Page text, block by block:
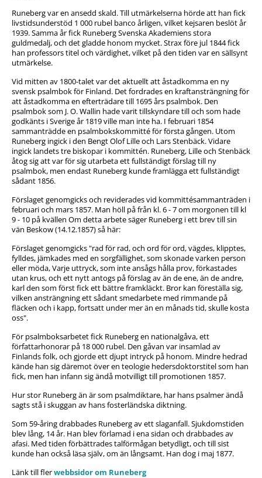
Runeberg var en ansedd skald. Till utmärkelserna hörde att han fick
livstidsunderstöd 1 000 rubel banco årligen, vilket kejsaren beslöt år
1939. Samma år fick Runeberg Svenska Akademiens stora
guldmedalj, och det gladde honom mycket. Strax före jul 1844 fick
han professors titel och värdighet, vilket på den tiden var en sällsynt
utmärkelse.
Vid mitten av 1800-talet var det aktuellt att åstadkomma en ny
svensk psalmbok för Finland. Det fordrades en kraftansträngning för
att åstadkomma en efterträdare till 1695 års psalmbok. Den
psalmbok som J. O. Wallin hade varit tillskyndare till och som hade
godkänts i Sverige år 1819 ville man inte ha. I februari 1854
sammanträdde en psalmbokskommitté för första gången. Utom
Runeberg ingick i den Bengt Olof Lille och Lars Stenbäck. Vidare
ingick landets tre biskopar i kommittén. Runeberg, Lille och Stenbäck
åtog sig att var för sig utarbeta ett fullständigt förslag till ny
psalmbok, men endast Runeberg kunde framlägga ett fullständigt
sådant 1856.
Förslaget genomgicks och reviderades vid kommittésammanträden i
februari och mars 1857. Man höll på från kl. 6 - 7 om morgonen till kl
9 - 10 på kvällen Om detta arbete säger Runeberg i ett brev till sin
vän Beskow (14.12.1857) så här:
Förslaget genomgicks "rad för rad, och ord för ord, vägdes, klipptes,
fylldes, jämkades med en sorgfällighet, som skonade varken person
eller möda, Varje uttryck, som inte ansågs hålla prov, förkastades
utan krus, och ett nytt antogs på förslag av än de ene, än de andre,
karl den som först fick ett bättre framkläckt. Bror kan föreställa sig,
vilken ansträngning ett sådant smedarbete med rimmande på
fläcken och i kapp, fortsatt under mer än en månads tid, skulle kosta
oss".
För psalmboksarbetet fick Runeberg en nationalgåva, ett
författarhonorar på 18 000 rubel. Den gåvan var insamlad av
Finlands folk, och gjorde ett djupt intryck på honom. Mindre hedrad
kände han sig däremot över en teologie hedersdoktorstitel som han
fick, men han infann sig ändå motvilligt till promotionen 1857.
Hur stor Runeberg än är som psalmdiktare, har hans psalmer ändå
sagts stå i skuggan av hans fosterländska diktning.
Som 59-åring drabbades Runeberg av ett slaganfall. Sjukdomstiden
blev lång, 14 år. Han blev förlamad i ena sidan och drabbades av
afasi. Med tiden förbättrades talförmågan betydligt, och till sist
kunde han också läsa själv, om än långsamt. Han dog i maj 1877.
Länk till flerwebbsidor om Runeberg